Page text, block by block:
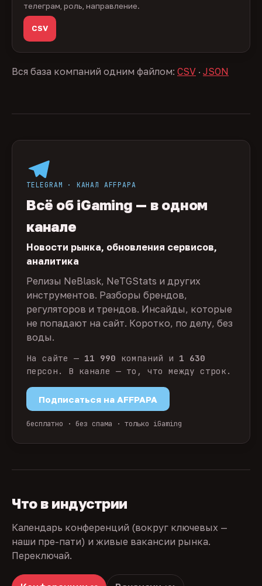
телеграм, роль, направление.
CSV
Вся база компаний одним файлом: CSV · JSON
TELEGRAM · КАНАЛ AFFPAPA
Всё об iGaming — в одном
канале
Новости рынка, обновления сервисов,
аналитика
Релизы NeBlask, NeTGStats и других
инструментов. Разборы брендов,
регуляторов и трендов. Инсайды, которые
не попадают на сайт. Коротко, по делу, без
воды.
На сайте — 11 990 компаний и 1 630
персон. В канале — то, что между строк.
Подписаться на AFFPAPA
бесплатно · без спама · только iGaming
Что в индустрии
Календарь конференций (вокруг ключевых —
наши пре-пати) и живые вакансии рынка.
Переключай.